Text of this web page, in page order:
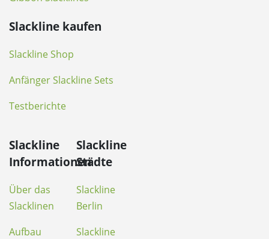
Slackline kaufen
Slackline Shop
Anfänger Slackline Sets
Testberichte
Slackline
Informationen
Über das
Slacklinen
Aufbau
Slackline
Städte
Slackline
Berlin
Slackline